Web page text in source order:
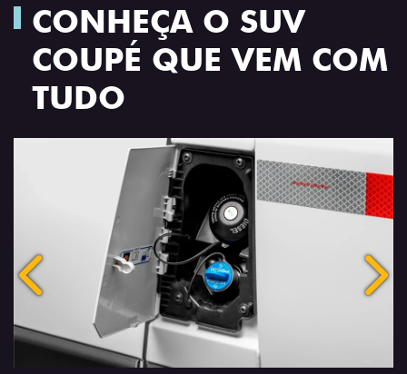
CONHEÇA O SUV
COUPÉ QUE VEM COM
TUDO
Anterior